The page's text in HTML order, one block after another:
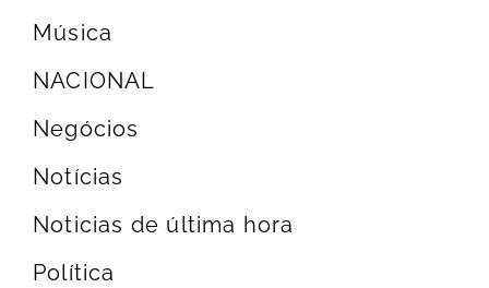
Música
NACIONAL
Negócios
Notícias
Noticias de última hora
Política